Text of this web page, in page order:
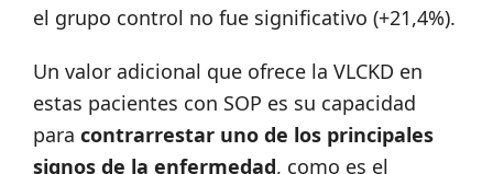
el grupo control no fue significativo (+21,4%).
Un valor adicional que ofrece la VLCKD en
estas pacientes con SOP es su capacidad
para contrarrestar uno de los principales
signos de la enfermedad, como es el